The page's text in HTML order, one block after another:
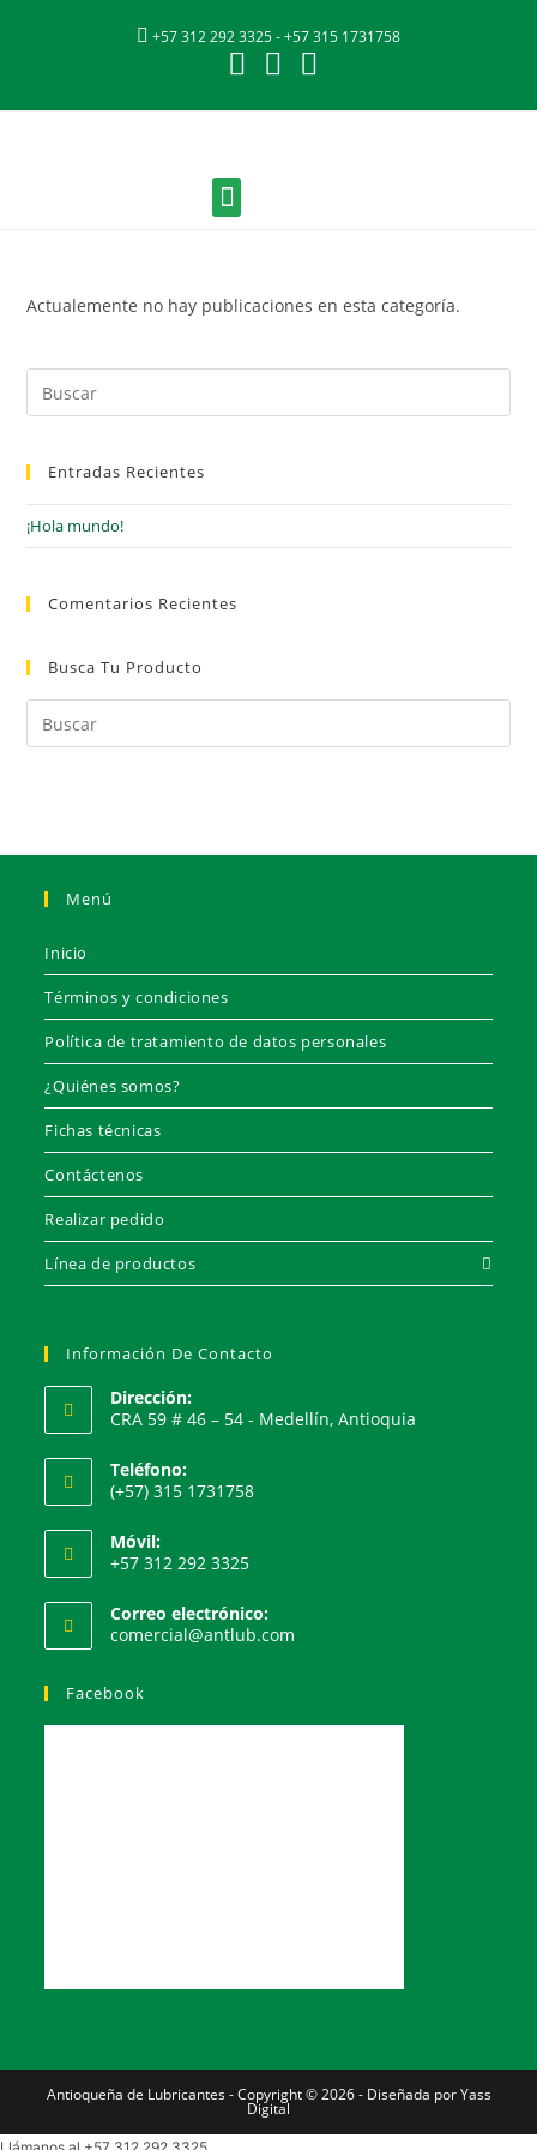
+57 312 292 3325 - +57 315 1731758
Actualemente no hay publicaciones en esta categoría.
Entradas Recientes
¡Hola mundo!
Comentarios Recientes
Busca Tu Producto
Menú
Inicio
Términos y condiciones
Política de tratamiento de datos personales
¿Quiénes somos?
Fichas técnicas
Contáctenos
Realizar pedido
Línea de productos
Información De Contacto
Dirección:
CRA 59 # 46 – 54 - Medellín, Antioquia
Teléfono:
(+57) 315 1731758
Móvil:
+57 312 292 3325
Correo electrónico:
comercial@antlub.com
Facebook
Antioqueña de Lubricantes - Copyright © 2026 - Diseñada por Yass
Digital